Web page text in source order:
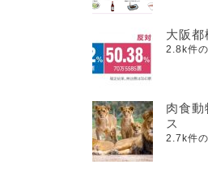
大阪都
2.8k件
肉食動
ス
2.7k件